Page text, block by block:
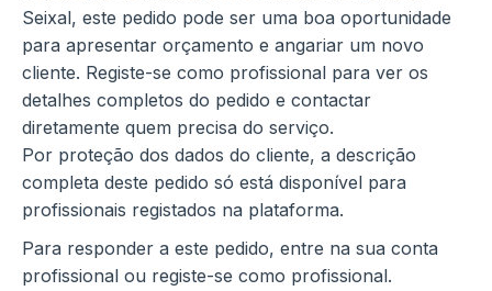
Seixal, este pedido pode ser uma boa oportunidade
para apresentar orçamento e angariar um novo
cliente. Registe-se como profissional para ver os
detalhes completos do pedido e contactar
diretamente quem precisa do serviço.
Por proteção dos dados do cliente, a descrição
completa deste pedido só está disponível para
profissionais registados na plataforma.
Para responder a este pedido, entre na sua conta
profissional ou registe-se como profissional.